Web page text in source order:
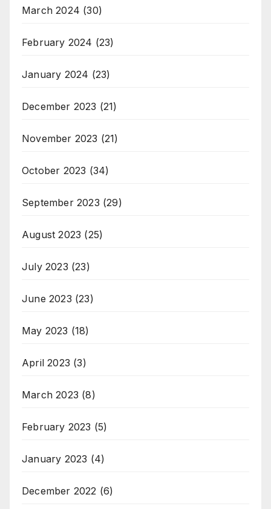
March 2024 (30)
February 2024 (23)
January 2024 (23)
December 2023 (21)
November 2023 (21)
October 2023 (34)
September 2023 (29)
August 2023 (25)
July 2023 (23)
June 2023 (23)
May 2023 (18)
April 2023 (3)
March 2023 (8)
February 2023 (5)
January 2023 (4)
December 2022 (6)